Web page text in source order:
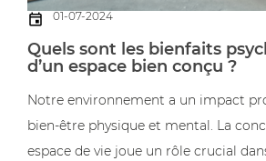
01-07-2024
Quels sont les bienfaits
d’un espace bien conçu ?
Notre environnement a un impact
bien-être physique et mental. La
espace de vie joue un rôle crucial